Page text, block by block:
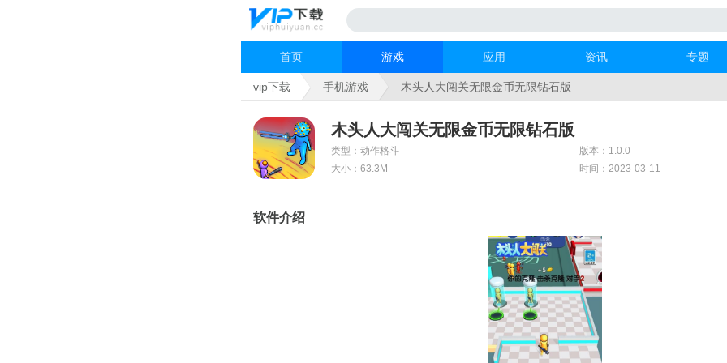
首页 游戏 应用 资讯 专题
vip下载 手机游戏 木头人大闯关无限金币无限钻石版
木头人大闯关无限金币无限钻石版
类型：动作格斗
版本：1.0.0
大小：63.3M
时间：2023-03-11
软件介绍